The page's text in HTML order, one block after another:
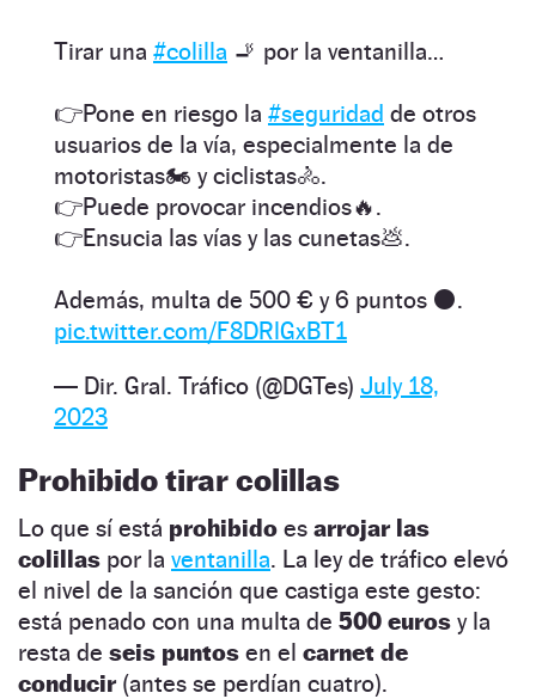
Tirar una #colilla 🚬 por la ventanilla…
👉Pone en riesgo la #seguridad de otros
usuarios de la vía, especialmente la de
motoristas🏍️ y ciclistas🚴.
👉Puede provocar incendios🔥.
👉Ensucia las vías y las cunetas💩.
Además, multa de 500 € y 6 puntos ⚫.
pic.twitter.com/F8DRlGxBT1
— Dir. Gral. Tráfico (@DGTes) July 18,
2023
Prohibido tirar colillas
Lo que sí está prohibido es arrojar las
colillas por la ventanilla. La ley de tráfico elevó
el nivel de la sanción que castiga este gesto:
está penado con una multa de 500 euros y la
resta de seis puntos en el carnet de
conducir(antes se perdían cuatro).